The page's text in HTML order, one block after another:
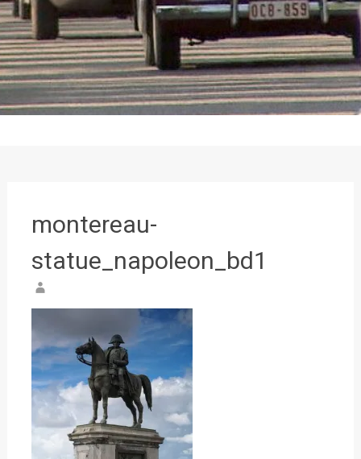
montereau-
statue_napoleon_bd1